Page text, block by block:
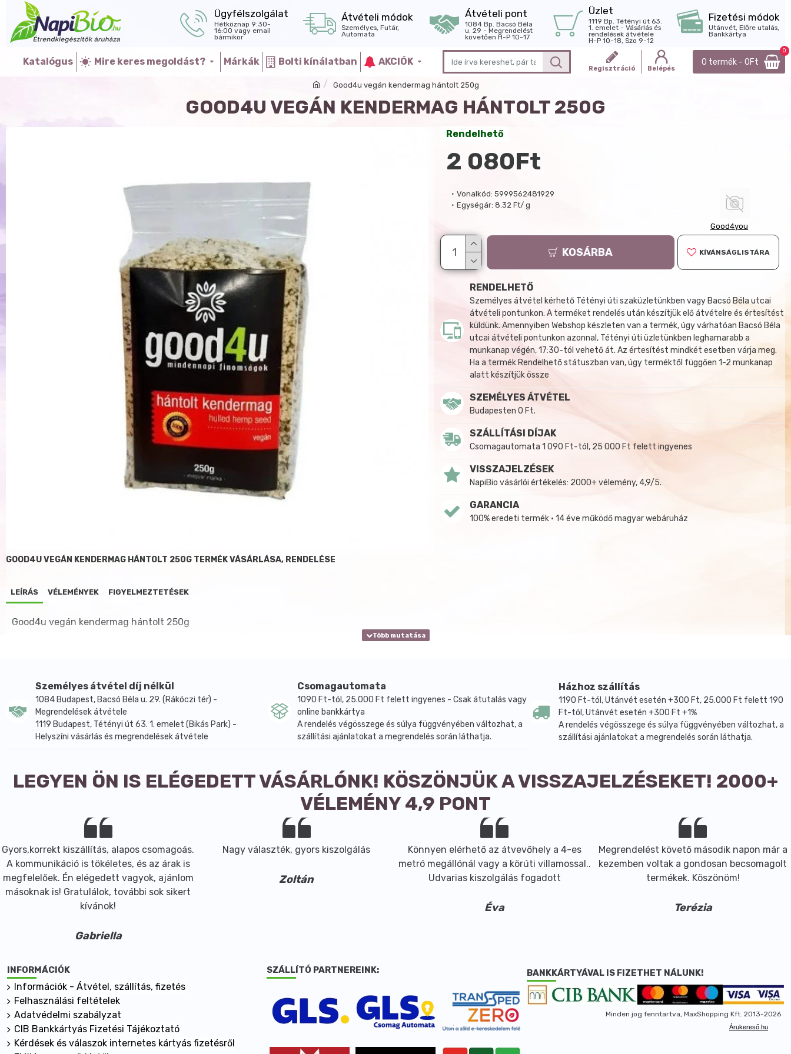
Ügyfélszolgálat
Hétköznap 9:30-
16:00 vagy email
bármikor
Átvételi módok
Személyes, Futár,
Automata
Átvételi pont
1084 Bp. Bacsó Béla
u. 29 - Megrendelést
követően H-P 10-17
Üzlet
1119 Bp. Tétényi út 63.
1. emelet - Vásárlás és
rendelések átvétele
H-P 10-18, Szo 9-12
Fizetési módok
Utánvét, Előre utalás,
Bankkártya
Katalógus Mire keres megoldást? Márkák Bolti kínálatban AKCIÓK
Regisztráció Belépés
0 termék - 0Ft
0
Good4u vegán kendermag hántolt 250g
GOOD4U VEGÁN KENDERMAG HÁNTOLT 250G
Vonalkód: 5999562481929
Egységár: 8.32 Ft/ g
Good4you
Rendelhető
2 080Ft
KOSÁRBA KÍVÁNSÁGLISTÁRA
RENDELHETŐ
Személyes átvétel kérhető Tétényi úti szaküzletünkben vagy Bacsó Béla utcai
átvételi pontunkon. A terméket rendelés után készítjük elő átvételre és értesítést
küldünk. Amennyiben Webshop készleten van a termék, úgy várhatóan Bacsó Béla
utcai átvételi pontunkon azonnal, Tétényi úti üzletünkben leghamarabb a
munkanap végén, 17:30-tól vehető át. Az értesítést mindkét esetben várja meg.
Ha a termék Rendelhető státuszban van, úgy terméktől függően 1-2 munkanap
alatt készítjük össze
SZEMÉLYES ÁTVÉTEL
Budapesten 0 Ft.
SZÁLLÍTÁSI DÍJAK
Csomagautomata 1 090 Ft-tól, 25 000 Ft felett ingyenes
VISSZAJELZÉSEK
NapiBio vásárlói értékelés: 2000+ vélemény, 4,9/5.
GARANCIA
100% eredeti termék • 14 éve működő magyar webáruház
GOOD4U VEGÁN KENDERMAG HÁNTOLT 250G TERMÉK VÁSÁRLÁSA, RENDELÉSE
LEÍRÁS VÉLEMÉNYEK FIGYELMEZTETÉSEK
Good4u vegán kendermag hántolt 250g
Személyes átvétel díj nélkül
1084 Budapest, Bacsó Béla u. 29. (Rákóczi tér) -
Megrendelések átvétele
1119 Budapest, Tétényi út 63. 1. emelet (Bikás Park) -
Helyszíni vásárlás és megrendelések átvétele
Csomagautomata
1090 Ft-tól, 25.000 Ft felett ingyenes - Csak átutalás vagy
online bankkártya
A rendelés végösszege és súlya függvényében változhat, a
szállítási ajánlatokat a megrendelés során láthatja.
Házhoz szállítás
1190 Ft-tól, Utánvét esetén +300 Ft, 25.000 Ft felett 190
Ft-tól, Utánvét esetén +300 Ft +1%
A rendelés végösszege és súlya függvényében változhat, a
szállítási ajánlatokat a megrendelés során láthatja.
LEGYEN ÖN IS ELÉGEDETT VÁSÁRLÓNK! KÖSZÖNJÜK A VISSZAJELZÉSEKET! 2000+
VÉLEMÉNY 4,9 PONT
Gyors,korrekt kiszállítás, alapos csomagoás.
A kommunikáció is tökéletes, és az árak is
megfelelőek. Én elégedett vagyok, ajánlom
másoknak is! Gratulálok, további sok sikert
kívánok!
Gabriella
Nagy választék, gyors kiszolgálás
Zoltán
Könnyen elérhető az átvevőhely a 4-es
metró megállónál vagy a körúti villamossal..
Udvarias kiszolgálás fogadott
Éva
Megrendelést követő második napon már a
kezemben voltak a gondosan becsomagolt
termékek. Köszönöm!
Terézia
INFORMÁCIÓK
Információk - Átvétel, szállítás, fizetés
Felhasználási feltételek
Adatvédelmi szabályzat
CIB Bankkártyás Fizetési Tájékoztató
Kérdések és válaszok internetes kártyás fizetésről
SZÁLLÍTÓ PARTNEREINK: BANKKÁRTYÁVAL IS FIZETHET NÁLUNK!
Minden jog fenntartva, MaxShopping Kft. 2013-2026
Árukereső.hu